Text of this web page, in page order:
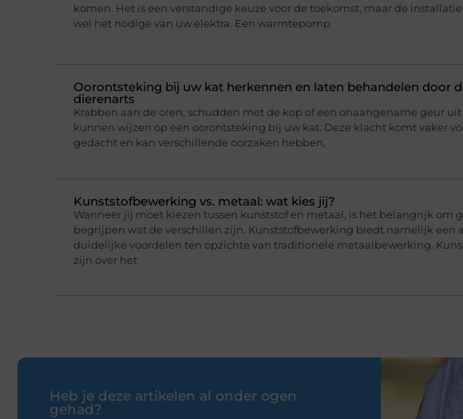
komen. Het is een verstandige keuze voor de toekomst, maar de
wel het nodige van uw elektra. Een warmtepomp
Oorontsteking bij uw kat herkennen en laten behandelen door
dierenarts
Krabben aan de oren, schudden met de kop of een onaangename geur
kunnen wijzen op een oorontsteking bij uw kat. Deze klacht komt vaker
gedacht en kan verschillende oorzaken hebben,
Kunststofbewerking vs. metaal: wat kies jij?
Wanneer jij moet kiezen tussen kunststof en metaal, is het belangrijk om
begrijpen wat de verschillen zijn. Kunststofbewerking biedt namelijk een
duidelijke voordelen ten opzichte van traditionele metaalbewerking.
zijn over het
Heb je deze artikelen al onder ogen
gehad?